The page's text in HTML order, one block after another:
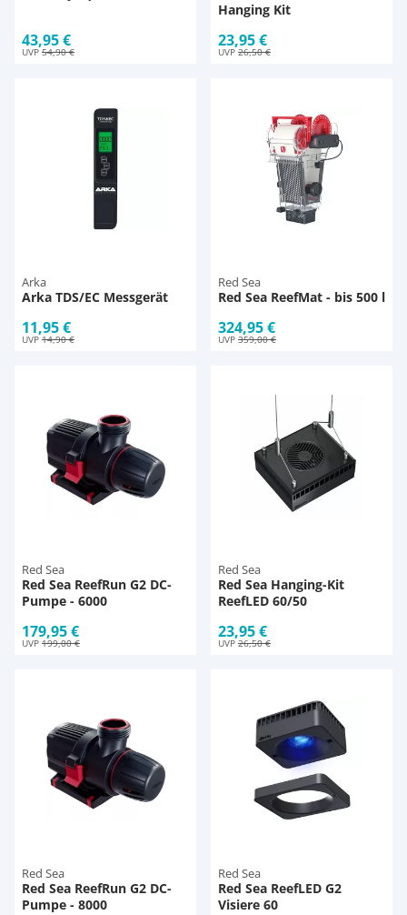
43,95 €
UVP 54,90 €
Hanging Kit
23,95 €
UVP 26,50 €
Arka
Arka TDS/EC Messgerät
11,95 €
UVP 14,90 €
Red Sea
Red Sea ReefMat - bis 500 l
324,95 €
UVP 359,00 €
Red Sea
Red Sea ReefRun G2 DC-
Pumpe - 6000
179,95 €
UVP 199,00 €
Red Sea
Red Sea Hanging-Kit
ReefLED 60/50
23,95 €
UVP 26,50 €
Red Sea
Red Sea ReefRun G2 DC-
Pumpe - 8000
Red Sea
Red Sea ReefLED G2
Visiere 60